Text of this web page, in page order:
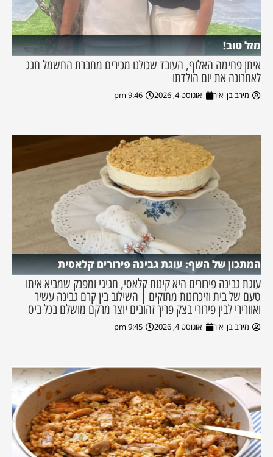
מזל טוב!
איתן פחימה האלוף, העובד שכולנו מכירים מחברת החשמל חגג
לאחרונה את יום הולדתו
מירב בן יאיר אוגוסט 4, 2026 9:46 pm
המתכון של השף: עוגת גבינה פירורים קלאסית
עוגת גבינה פירורים היא קינוח קלאסי, חגיגי ומפנק שמביא איתו
טעם של בית וזיכרונות מתוקים | השילוב בין קרם גבינה עשיר
ואוורירי לבין פירורי בצק פריך זהובים יוצר מרקם מושלם בכל ביס
מירב בן יאיר אוגוסט 4, 2026 9:45 pm